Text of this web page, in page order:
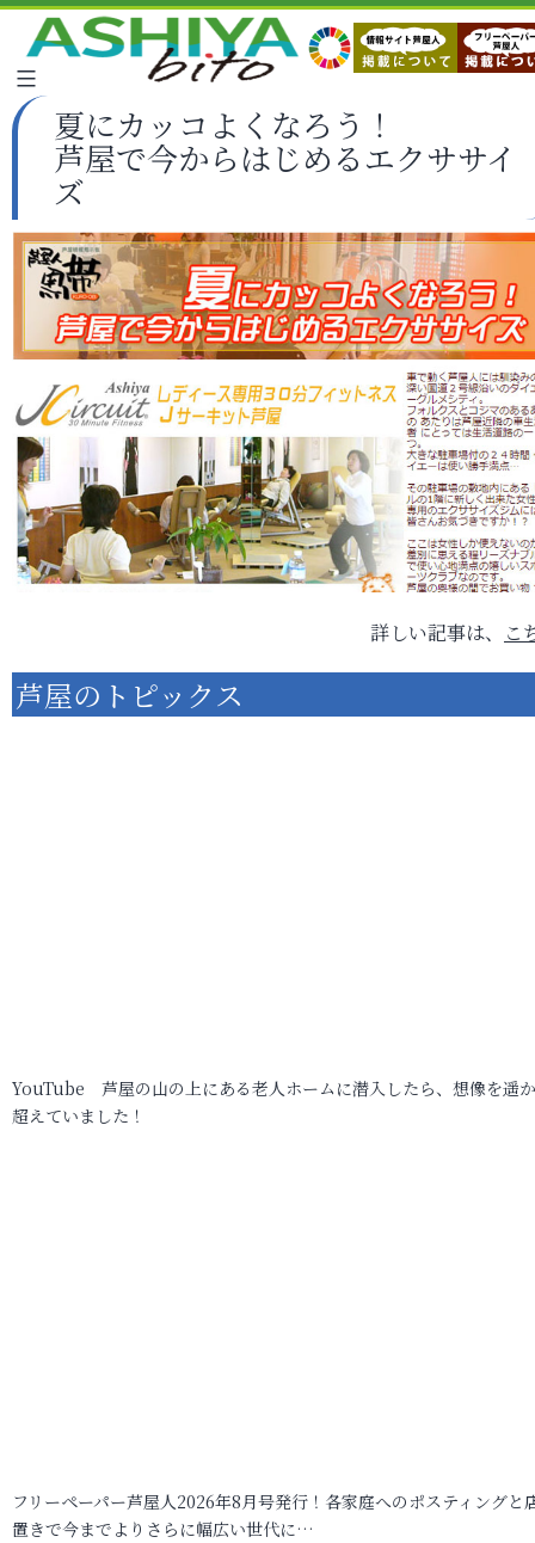
夏にカッコよくなろう！
芦屋で今からはじめるエクササイ
ズ
詳しい記事は、 こ
芦屋のトピックス
YouTube 芦屋の山の上にある老人ホームに潜入したら、想像を遥
超えていました！
フリーペーパー芦屋人2026年8月号発行！各家庭へのポスティングと
置きで今までよりさらに幅広い世代に…